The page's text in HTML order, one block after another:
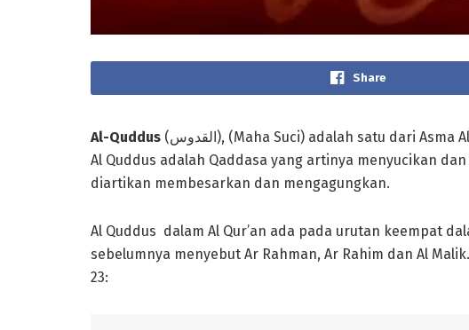
Share
Al-Quddus (القدوس), (Maha Suci) adalah satu dari Asma Al Husna yang dipunyai Allah. Kata dasar dari
Al Quddus adalah Qaddasa yang artinya menyucikan
diartikan membesarkan dan mengagungkan.
Al Quddus dalam Al Qur’an ada pada urutan keempat
sebelumnya menyebut Ar Rahman, Ar Rahim dan Al
23: